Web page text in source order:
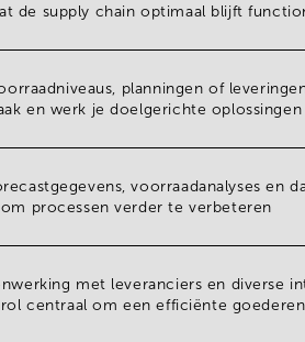
de supply chain optimaal blijft
planningen of
en werk jedoelgerichte oplossingen
voorraadanalyses en
processen verder te verbeteren
met leveranciers en diverse
centraal om eenefficiënte